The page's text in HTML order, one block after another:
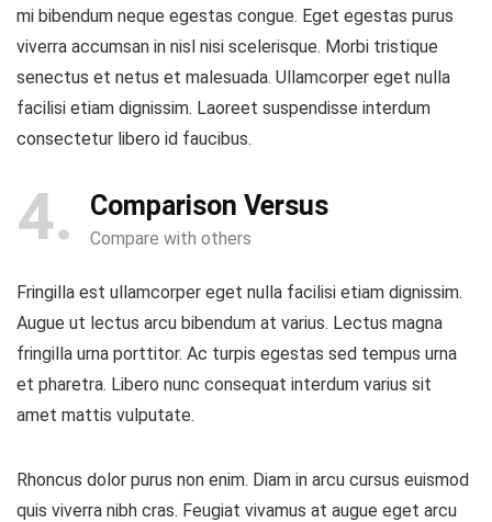
mi bibendum neque egestas congue. Eget egestas purus
viverra accumsan in nisl nisi scelerisque. Morbi tristique
senectus et netus et malesuada. Ullamcorper eget nulla
facilisi etiam dignissim. Laoreet suspendisse interdum
consectetur libero id faucibus.
4 Comparison Versus
Compare with others
Fringilla est ullamcorper eget nulla facilisi etiam dignissim.
Augue ut lectus arcu bibendum at varius. Lectus magna
fringilla urna porttitor. Ac turpis egestas sed tempus urna
et pharetra. Libero nunc consequat interdum varius sit
amet mattis vulputate.
Rhoncus dolor purus non enim. Diam in arcu cursus euismod
quis viverra nibh cras. Feugiat vivamus at augue eget arcu